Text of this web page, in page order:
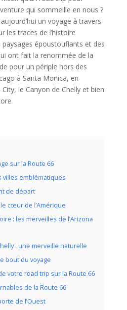
qui sommeille en nous ?
un voyage à travers
les traces de l’histoire
paysages époustouflants et des
ont fait la renommée de la
pour un périple hors des
à Santa Monica, en
le Canyon de Chelly et bien
sur la Route 66
villes emblématiques
de départ
le cœur de l’Amérique
: les merveilles de l’Arizona
: une merveille naturelle
bout du voyage
votre road trip sur la Route 66
de la Route 66
de l’Ouest